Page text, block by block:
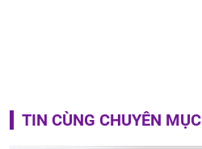
TIN CÙNG CHUYÊN MỤC